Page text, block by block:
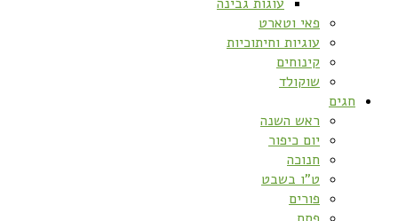
פאי וטארט
עוגיות וחיתוכיות
קינוחים
שוקולד
חגים
ראש השנה
יום כיפור
חנוכה
ט”ו בשבט
פורים